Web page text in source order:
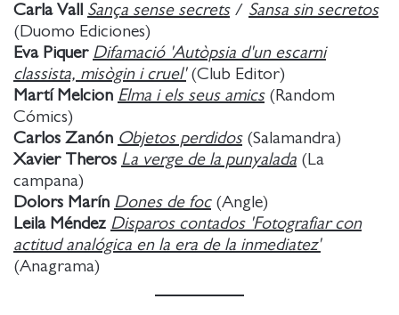
Carla Vall Sança sense secrets/ Sansa sin secretos
(Duomo Ediciones)
Eva Piquer Difamació 'Autòpsia d'un escarni
classista, misògin i cruel'(Club Editor)
Martí Melcion Elma i els seus amics(Random
Cómics)
Carlos Zanón Objetos perdidos(Salamandra)
Xavier Theros La verge de la punyalada (La
campana)
Dolors Marín Dones de foc(Angle)
Leila Méndez Disparos contados 'Fotografiar con
actitud analógica en la era de la inmediatez'
(Anagrama)